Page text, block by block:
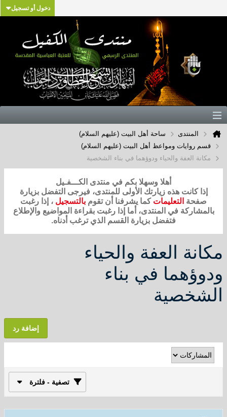
دخول أو تسجيل
المنتدى
ساحة أهل البيت (عليهم السلام)
قسم روايات ومواعظ أهل البيت (عليهم السلام)
مكانة العفة والحياء ودوؤهما في بناء الشخصية
أهلا وسهلا بكم في منتدى الكـــفـيل
إذا كانت هذه زيارتك الأولى للمنتدى، فيرجى التفضل بزيارة
صفحة التعليمات كما يشرفنا أن تقوم بالتسجيل ، إذا رغبت
بالمشاركة في المنتدى، أما إذا رغبت بقراءة المواضيع والإطلاع
فتفضل بزيارة القسم الذي ترغب أدناه.
مكانة العفة والحياء
ودوؤهما في بناء
الشخصية
إضافة رد
تصفية - فلترة